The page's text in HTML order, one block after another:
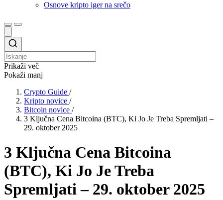
Osnove kripto iger na srečo
Prikaži več
Pokaži manj
Crypto Guide /
Kripto novice /
Bitcoin novice /
3 Ključna Cena Bitcoina (BTC), Ki Jo Je Treba Spremljati –
29. oktober 2025
3 Ključna Cena Bitcoina
(BTC), Ki Jo Je Treba
Spremljati – 29. oktober 2025